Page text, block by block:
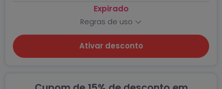
Expirado
Regras de uso
Ativar desconto